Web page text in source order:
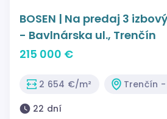
BOSEN | Na predaj 3
- Bavlnárska ul., Trenčín
215 000 €
2 654 €/m²
Trenčín
22 dní